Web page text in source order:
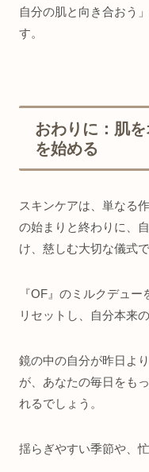
自分の肌と向き合おう
す。
おわりに：肌
を始める
スキンケアは、単なる
の始まりと終わりに、
け、慈しむ大切な儀式で
『OF』のミルクデュ
リセットし、自分本来
鏡の中の自分が昨日よ
が、あなたの毎日をも
れるでしょう。
揺らぎやすい季節や、